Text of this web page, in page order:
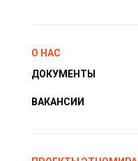
О НАС
ДОКУМЕНТЫ
ВАКАНСИИ